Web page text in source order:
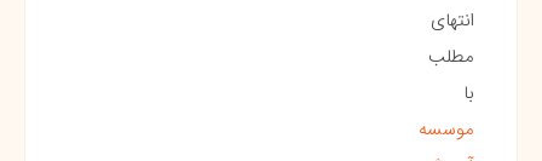
انتهای
مطلب
با
موسسه